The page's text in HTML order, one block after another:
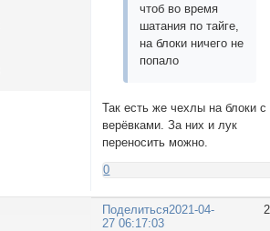
чтоб во время
шатания по тайге,
на блоки ничего не
попало
Так есть же чехлы на блоки с
верёвками. За них и лук
переносить можно.
0
Поделиться2021-04-
27 06:17:03